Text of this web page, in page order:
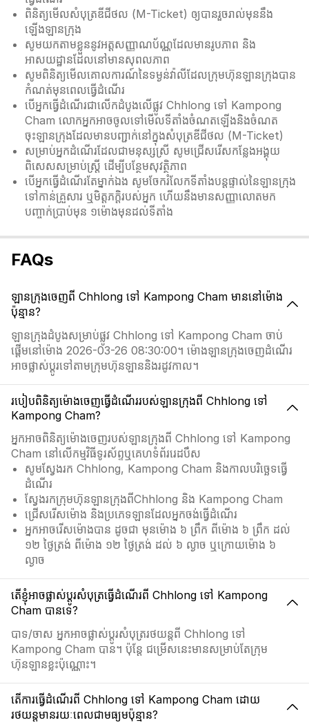
ពិនិត្យមើលសំបុត្រឌីជីថល (M-Ticket) ឲ្យបានរួចរាល់មុននឹង
ឡើងឡានក្រុង
សូមយកតាមខ្លួននូវអត្តសញ្ញាណប័ណ្ណដែលមានរូបភាព និង
អាសយដ្ឋានដែលនៅមានសុពលភាព
សូមពិនិត្យមើលគោលការណ៍នៃទម្ងន់វ៉ាលីដែលក្រុមហ៊ុនឡានក្រុងបាន
កំណត់មុនពេលធ្វើដំណើរ
បើអ្នកធ្វើដំណើរជាលើកដំបូងលើផ្លូវ Chhlong ទៅ Kampong
Cham លោកអ្នកអាចចូលទៅមើលទីតាំងចំណតឡើងនិងចំណត
ចុះឡានក្រុងដែលមានបញ្ជាក់នៅក្នុងសំបុត្រឌីជីថល (M-Ticket)
សម្រាប់អ្នកដំណើរដែលជាមនុស្សស្រី សូមជ្រើសរើសកន្លែងអង្គុយ
ពិសេសសម្រាប់ស្ត្រី ដើម្បីបន្ថែមសុវត្ថិភាព
បើអ្នកធ្វើដំណើរតែម្នាក់ឯង សូមចែករំលែកទីតាំងបន្តផ្ទាល់នៃឡានក្រុង
ទៅកាន់គ្រួសារ ឬមិត្តភក្តិរបស់អ្នក ហើយនឹងមានសញ្ញាលោតមក
បញ្ចាក់ប្រាប់មុន ១ម៉ោងមុនដល់ទីតាំង
FAQs
ឡានក្រុងចេញពី Chhlong ទៅ Kampong Cham មាននៅម៉ោង
ប៉ុន្មាន?
ឡានក្រុងដំបូងសម្រាប់ផ្លូវ Chhlong ទៅ Kampong Cham ចាប់
ផ្តើមនៅម៉ោង 2026-03-26 08:30:00។ ម៉ោងឡានក្រុងចេញដំណើរ
អាចផ្លាស់ប្ដូរទៅតាមក្រុមហ៊ុនឡាននិងរដូវកាល។
របៀបពិនិត្យម៉ោងចេញធ្វើដំណើររបស់ឡានក្រុងពី Chhlong ទៅ
Kampong Cham?
អ្នកអាចពិនិត្យម៉ោងចេញរបស់ឡានក្រុងពី Chhlong ទៅ Kampong
Cham នៅលើកម្មវិធីទូរស័ព្ទឬគេហទំព័ររេដបឹស
សូមស្វែងរក Chhlong, Kampong Cham និងកាលបរិច្ឆេទធ្វើ
ដំណើរ
ស្វែងរកក្រុមហ៊ុនឡានក្រុងពីChhlong និង Kampong Cham
ជ្រើសរើសម៉ោង និងប្រភេទឡានដែលអ្នកចង់ធ្វើដំណើរ
អ្នកអាចរើសម៉ោងបាន ដូចជា មុនម៉ោង ៦ ព្រឹក ពីម៉ោង ៦ ព្រឹក ដល់
១២ ថ្ងៃត្រង់ ពីម៉ោង ១២ ថ្ងៃត្រង់ ដល់ ៦ ល្ងាច ឬក្រោយម៉ោង ៦
ល្ងាច
តើខ្ញុំអាចផ្លាស់ប្ដូរសំបុត្រធ្វើដំណើរពី Chhlong ទៅ Kampong
Cham បានទេ?
បាទ/ចាស អ្នកអាចផ្លាស់ប្ដូរសំបុត្ររថយន្តពី Chhlong ទៅ
Kampong Cham បាន។ ប៉ុន្តែ ជម្រើសនេះមានសម្រាប់តែក្រុម
ហ៊ុនឡានខ្លះប៉ុណ្ណោះ។
តើការធ្វើដំណើរពី Chhlong ទៅ Kampong Cham ដោយ
រថយន្តមានរយៈពេលជាមធ្យមប៉ុន្មាន?